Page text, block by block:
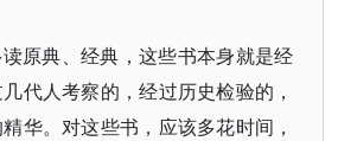
原典、经典，这些书本身就是经
代人考察的，经过历史检验的，
华。对这些书，应该多花时间，